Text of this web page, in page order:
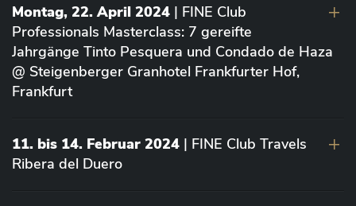
Montag, 22. April 2024 | FINE Club
Professionals Masterclass: 7 gereifte
Jahrgänge Tinto Pesquera und Condado de Haza
@ Steigenberger Granhotel Frankfurter Hof,
Frankfurt
11. bis 14. Februar 2024 | FINE Club Travels
Ribera del Duero